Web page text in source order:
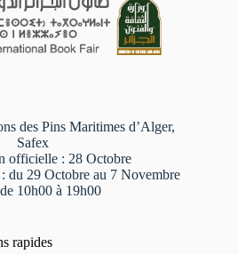
des Pins Maritimes d’Alger,
Safex
officielle : 28 Octobre
du 29 Octobre au 7 Novembre
10h00 à 19h00
rapides